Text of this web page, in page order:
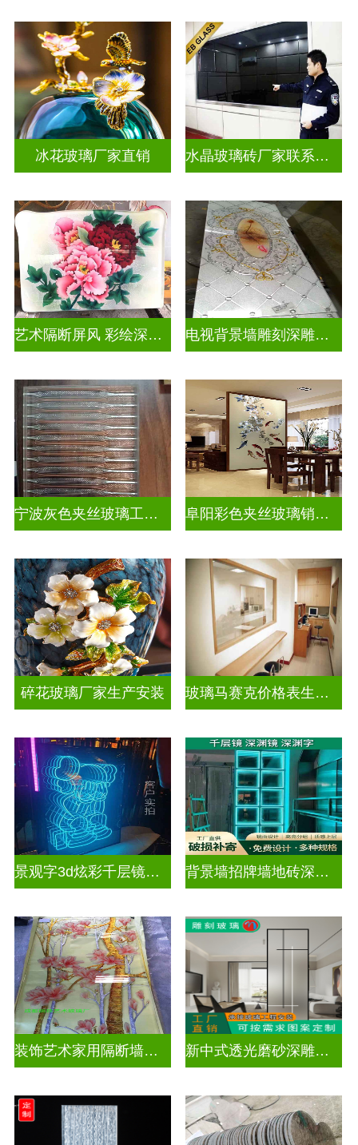
冰花玻璃厂家直销 水晶玻璃砖厂家联系方式
艺术隔断屏风 彩绘深雕浮雕玻璃 电视背景墙雕刻深雕双面效果
宁波灰色夹丝玻璃工厂招聘 阜阳彩色夹丝玻璃销售电话
碎花玻璃厂家生产安装 玻璃马赛克价格表生产电话
景观字3d炫彩千层镜深渊镜 背景墙招牌墙地砖深渊镜千层镜
装饰艺术家用隔断墙深雕玻璃 新中式透光磨砂深雕玻璃